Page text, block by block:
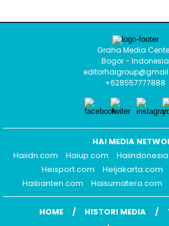
Graha Media
Bogor - Indonesia
+628557777888
HAI MEDIA
Haiidn.com
Haiup.com
Heisport.com
Heijakarta.com
Haibanten.com
Haisumatera.com
HOME HISTORI MEDIA